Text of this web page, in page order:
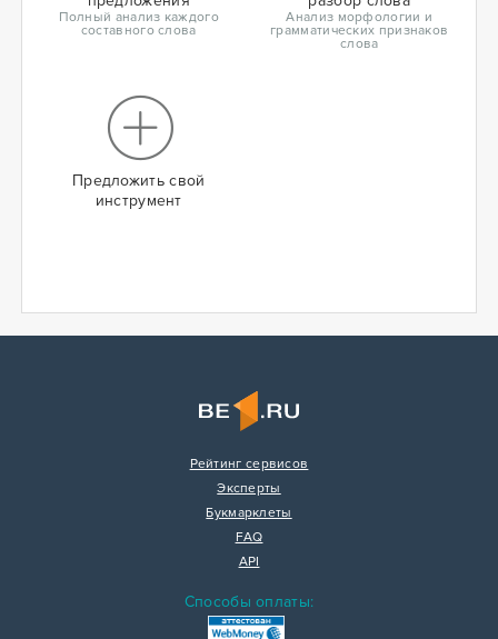
Полный анализ каждого
составного слова
Анализ морфологии и
грамматических признаков
слова
Предложить свой
инструмент
Рейтинг сервисов
Эксперты
Букмарклеты
FAQ
API
Способы оплаты: